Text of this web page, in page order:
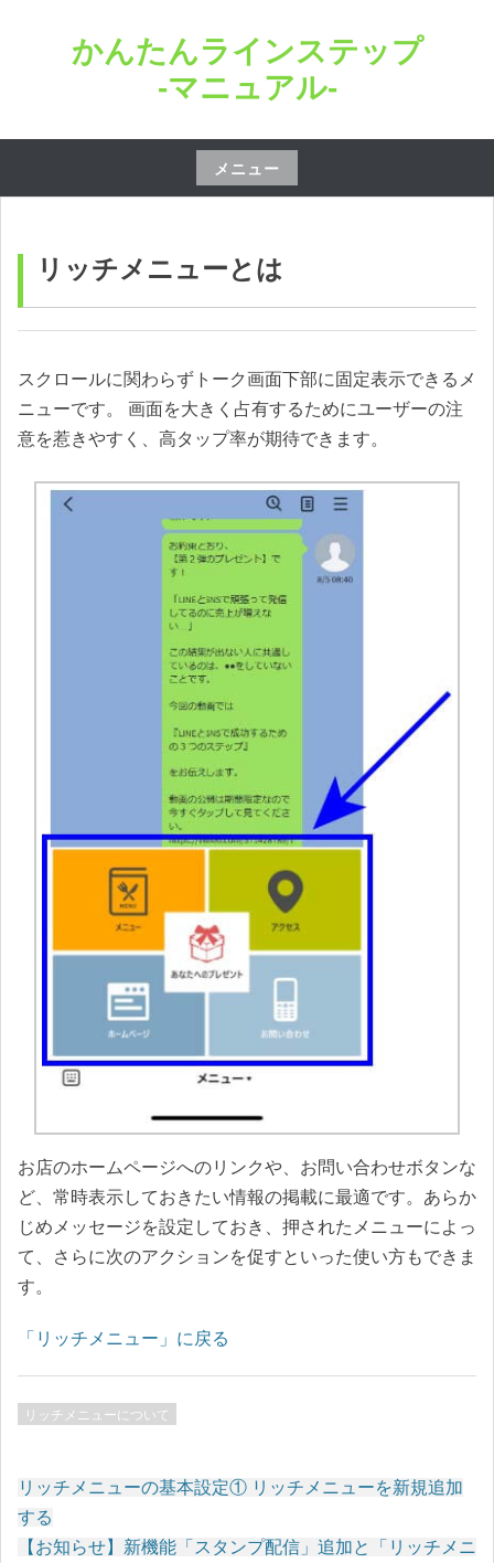
ス
かんたんラインステップ
-マニュアル-
メニュー
コ
テ
ス
キ
ッ
リッチメニューとは
スクロールに関わらずトーク画面下部に固定表示できるメ
ニューです。 画面を大きく占有するためにユーザーの注
意を惹きやすく、高タップ率が期待できます。
お店のホームページへのリンクや、お問い合わせボタンな
ど、常時表示しておきたい情報の掲載に最適です。あらか
じめメッセージを設定しておき、押されたメニューによっ
て、さらに次のアクションを促すといった使い方もできま
す。
「リッチメニュー」に戻る
リッチメニューについて
投
稿
リッチメニューの基本設定① リッチメニューを新規追加
する
【お知らせ】新機能「スタンプ配信」追加と「リッチメニ